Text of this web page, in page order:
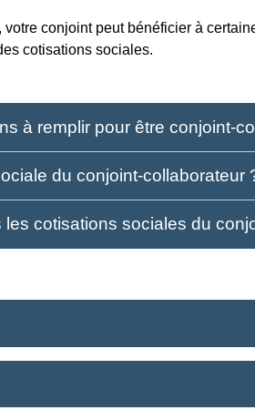
votre conjoint peut bénéficier à
cotisations sociales.
à remplir pour être conjoint-
du conjoint-collaborateur
cotisations sociales du